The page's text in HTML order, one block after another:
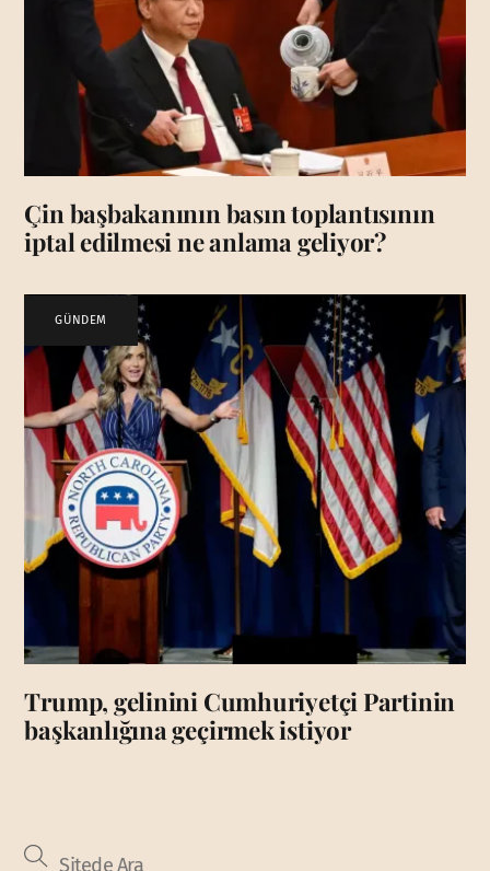
Çin başbakanının basın toplantısının
iptal edilmesi ne anlama geliyor?
GÜNDEM
Trump, gelinini Cumhuriyetçi Partinin
başkanlığına geçirmek istiyor